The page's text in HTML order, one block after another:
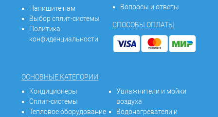
Напишите нам
Выбор сплит-системы
Политика
конфиденциальности
Вопросы и ответы
СПОСОБЫ ОПЛАТЫ
ОСНОВНЫЕ КАТЕГОРИИ
Кондиционеры
Сплит-системы
Тепловое оборудование
Увлажнители и мойки
воздуха
Водонагреватели и